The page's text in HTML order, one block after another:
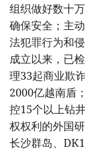
组织做好数十
确保安全；主
法犯罪行为和
成立以来，已
理33起商业欺
2000亿越南盾
控15个以上钻
权权利的外国
长沙群岛、